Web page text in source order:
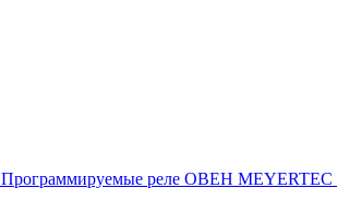
Программируемые реле ОВЕН MEYERTEC